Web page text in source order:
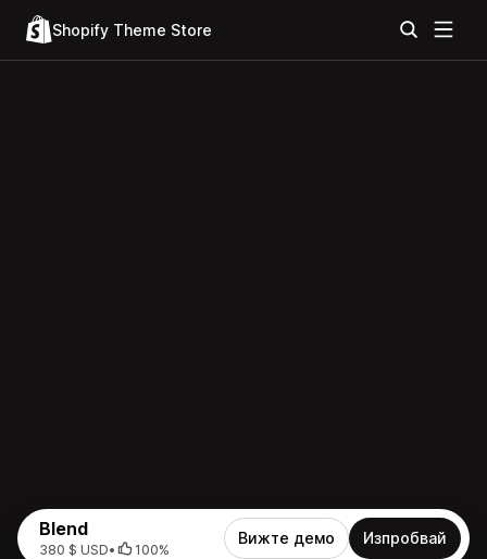
Shopify Theme Store
Blend
380 $ USD• 100%
Вижте демо Изпробвай